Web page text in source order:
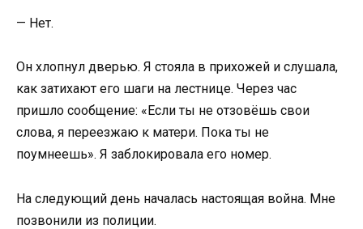
— Нет.
Он хлопнул дверью. Я стояла в прихожей и слушала,
как затихают его шаги на лестнице. Через час
пришло сообщение: «Если ты не отзовёшь свои
слова, я переезжаю к матери. Пока ты не
поумнеешь». Я заблокировала его номер.
На следующий день началась настоящая война. Мне
позвонили из полиции.